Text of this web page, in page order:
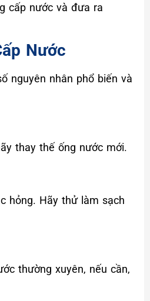
cấp nước và đưa ra
Nước
nguyên nhân phổ biến và
thay thế ống nước mới.
hỏng. Hãy thử làm sạch
thường xuyên, nếu cần,